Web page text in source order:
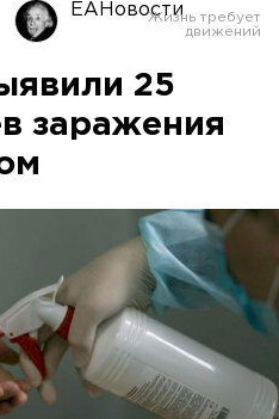
Оренбург
ЕАНовости
25
заражения